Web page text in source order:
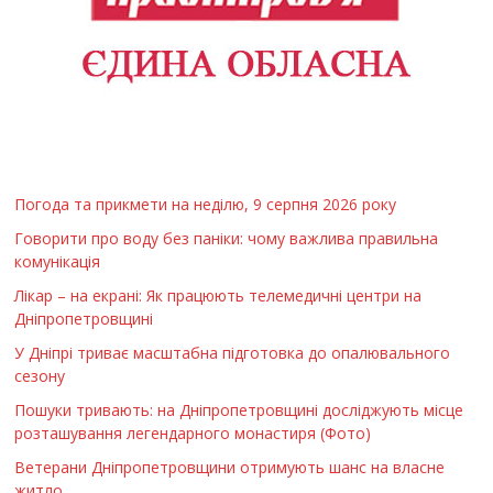
Погода та прикмети на неділю, 9 серпня 2026 року
Говорити про воду без паніки: чому важлива правильна
комунікація
Лікар – на екрані: Як працюють телемедичні центри на
Дніпропетровщині
У Дніпрі триває масштабна підготовка до опалювального
сезону
Пошуки тривають: на Дніпропетровщині досліджують місце
розташування легендарного монастиря (Фото)
Ветерани Дніпропетровщини отримують шанс на власне